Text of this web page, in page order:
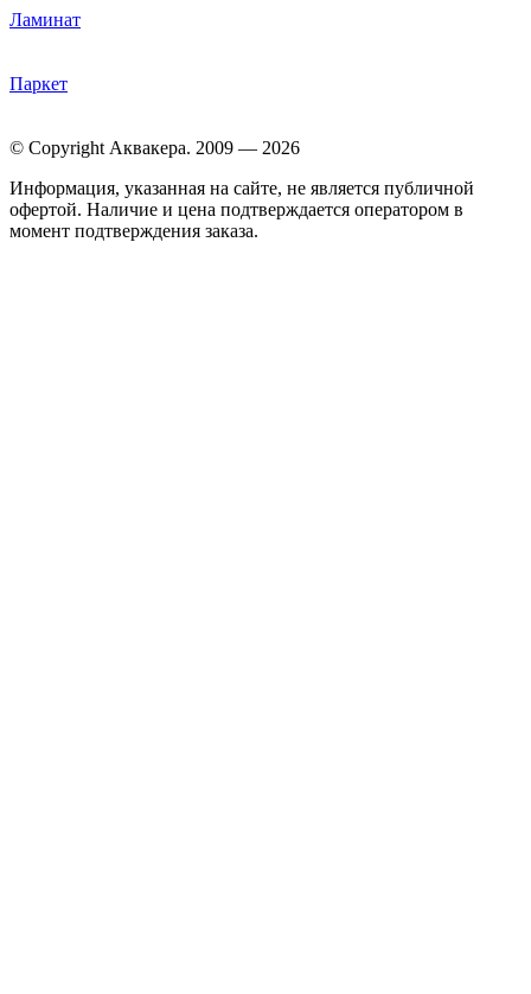
Ламинат
Паркет
© Copyright Аквакера. 2009 — 2026
Информация, указанная на сайте, не является публичной
офертой. Наличие и цена подтверждается оператором в
момент подтверждения заказа.